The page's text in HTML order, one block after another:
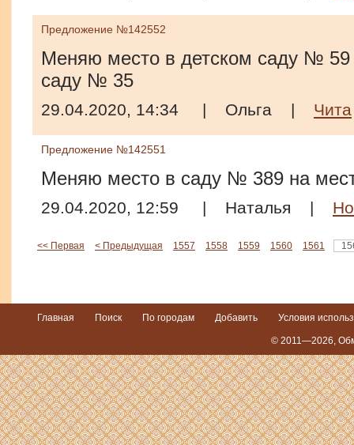
Предложение №142552
Меняю место в детском саду № 59
саду № 35
29.04.2020, 14:34 | Ольга | Чита
Предложение №142551
Меняю место в саду № 389 на
29.04.2020, 12:59 | Наталья |
<< Первая < Предыдущая 1557 1558 1559 1560 1561
Главная Поиск По городам Добавить Условия
© 2011—2026,